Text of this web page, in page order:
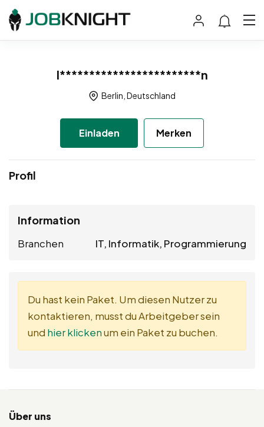
I************************n
Berlin, Deutschland
Einladen Merken
Profil
Information
Branchen IT, Informatik, Programmierung
Du hast kein Paket. Um diesen Nutzer zu
kontaktieren, musst du Arbeitgeber sein
und hier klickenum ein Paket zu buchen.
Über uns